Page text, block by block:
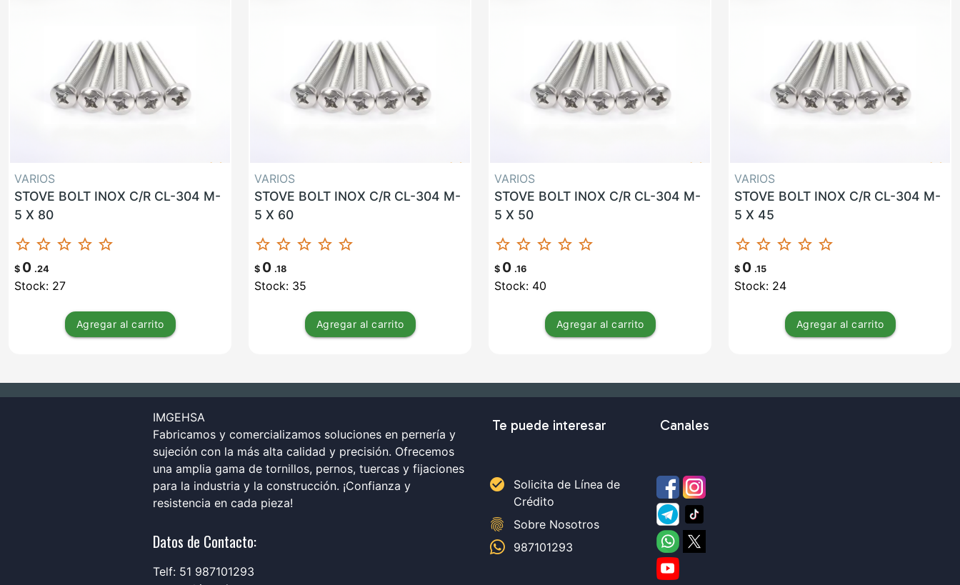
VARIOS
STOVE BOLT INOX C/R CL-304 M-
5 X 80
star_border star_border star_border star_border star_border
$ 0 .24
Stock: 27
Agregar al carrito
VARIOS
STOVE BOLT INOX C/R CL-304 M-
5 X 60
star_border star_border star_border star_border star_border
$ 0 .18
Stock: 35
Agregar al carrito
VARIOS
STOVE BOLT INOX C/R CL-304 M-
5 X 50
star_border star_border star_border star_border star_border
$ 0 .16
Stock: 40
Agregar al carrito
VARIOS
STOVE BOLT INOX C/R CL-304 M-
5 X 45
star_border star_border star_border star_border star_border
$ 0 .15
Stock: 24
Agregar al carrito
IMGEHSA
Fabricamos y comercializamos soluciones en pernería y
sujeción con la más alta calidad y precisión. Ofrecemos
una amplia gama de tornillos, pernos, tuercas y fijaciones
para la industria y la construcción. ¡Confianza y
resistencia en cada pieza!
Datos de Contacto:
Telf: 51 987101293
Te puede interesar
check_circle
Solicita de Línea de
Crédito
fingerprint
Sobre Nosotros
987101293
Canales